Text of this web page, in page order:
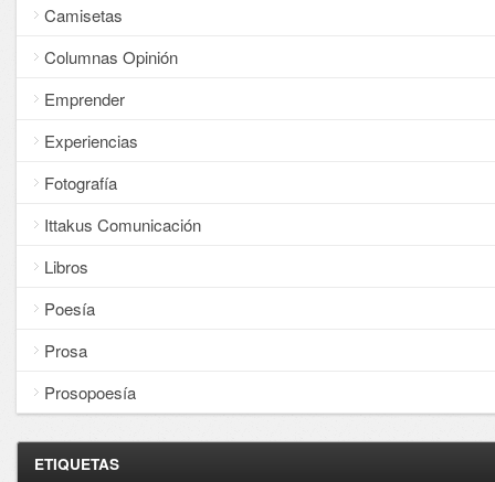
Camisetas
Columnas Opinión
Emprender
Experiencias
Fotografía
Ittakus Comunicación
Libros
Poesía
Prosa
Prosopoesía
ETIQUETAS